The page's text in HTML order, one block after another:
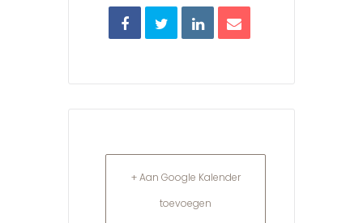
+ Aan Google Kalender
toevoegen